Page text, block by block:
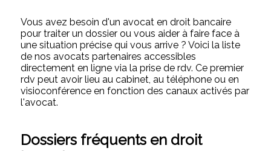
Vous avez besoin d'un avocat en droit bancaire
pour traiter un dossier ou vous aider à faire face à
une situation précise qui vous arrive ? Voici la liste
de nos avocats partenaires accessibles
directement en ligne via la prise de rdv. Ce premier
rdv peut avoir lieu au cabinet, au téléphone ou en
visioconférence en fonction des canaux activés par
l'avocat.
Dossiers fréquents en droit